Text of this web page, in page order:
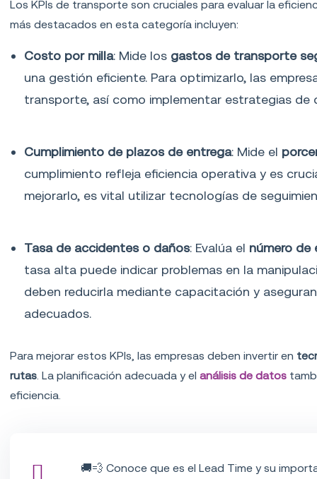
Los KPIs de transporte son cruciales para evaluar la
más destacados en esta categoría incluyen:
Costo por milla: Mide los gastos de transporte
una gestión eficiente. Para optimizarlo, las
transporte, así como implementar estrategias de
Cumplimiento de plazos de entrega: Mide el
cumplimiento refleja eficiencia operativa y es
mejorarlo, es vital utilizar tecnologías de
Tasa de accidentes o daños: Evalúa el número
tasa alta puede indicar problemas en la
deben reducirla mediante capacitación y
adecuados.
Para mejorar estos KPIs, las empresas deben invertir en
rutas . La planificación adecuada y elanálisis de datos
eficiencia.
🚚💨 Conoce que es el Lead Time y su